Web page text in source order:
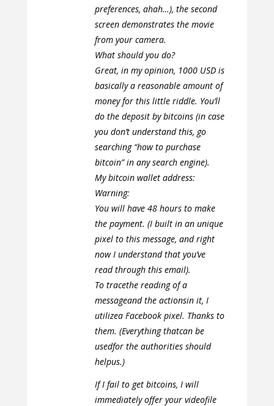
preferences, ahah…), the second
screen demonstrates the movie
from your camera.
What should you do?
Great, in my opinion, 1000 USD is
basically a reasonable amount of
money for this little riddle. You’ll
do the deposit by bitcoins (in case
you don’t understand this, go
searching “how to purchase
bitcoin” in any search engine).
My bitcoin wallet address:
Warning:
You will have 48 hours to make
the payment. (I built in an unique
pixel to this message, and right
now I understand that you’ve
read through this email).
To tracethe reading of a
messageand the actionsin it, I
utilizea Facebook pixel. Thanks to
them. (Everything thatcan be
usedfor the authorities should
helpus.)
If I fail to get bitcoins, I will
immediately offer your videofile